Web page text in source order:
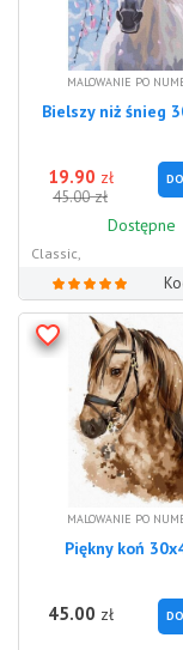
MALOWANIE PO
Bielszy niż śnieg
19.90 zł
45.00zł
Dostępne
Classic,
MALOWANIE PO
Piękny koń
45.00 zł